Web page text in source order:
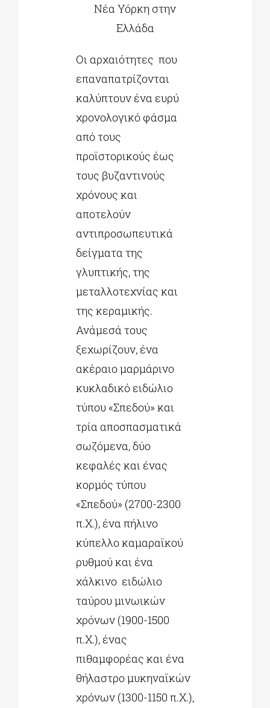
Νέα Υόρκη στην
Ελλάδα
Οι αρχαιότητες που
επαναπατρίζονται
καλύπτουν ένα ευρύ
χρονολογικό φάσμα
από τους
προϊστορικούς έως
τους βυζαντινούς
χρόνους και
αποτελούν
αντιπροσωπευτικά
δείγματα της
γλυπτικής, της
μεταλλοτεχνίας και
της κεραμικής.
Ανάμεσά τους
ξεχωρίζουν, ένα
ακέραιο μαρμάρινο
κυκλαδικό ειδώλιο
τύπου «Σπεδού» και
τρία αποσπασματικά
σωζόμενα, δύο
κεφαλές και ένας
κορμός τύπου
«Σπεδού» (2700-2300
π.Χ.), ένα πήλινο
κύπελλο καμαραϊκού
ρυθμού και ένα
χάλκινο ειδώλιο
ταύρου μινωικών
χρόνων (1900-1500
π.Χ.), ένας
πιθαμφορέας και ένα
θήλαστρο μυκηναϊκών
χρόνων (1300-1150 π.Χ.),